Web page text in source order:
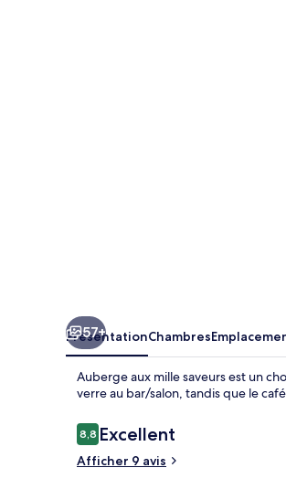
57+
PrésentationChambres
Auberge aux mille saveurs est un
verre au bar/salon, tandis que le
Avis
voyageurs
8,88,8 sur 10
Excellent
Afficher 9 avis